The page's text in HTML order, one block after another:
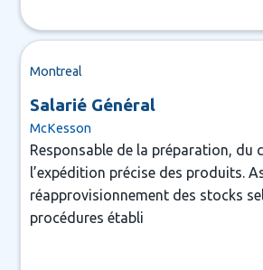
Montreal
Salarié Général
McKesson
Responsable de la préparation, du
l’expédition précise des produits.
réapprovisionnement des stocks
procédures établi